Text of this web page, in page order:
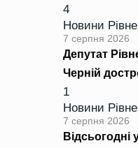
4
Новини Рівне
7 серпня 2026
Депутат
Черній
1
Новини Рівне
7 серпня 2026